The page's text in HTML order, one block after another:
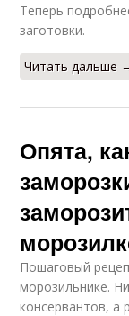
Теперь
заготовки.
Читать дальше
Опята,
Пошаговый
морозильнике.
консервантов,